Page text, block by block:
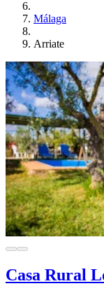
Málaga
Arriate
Casa Rural